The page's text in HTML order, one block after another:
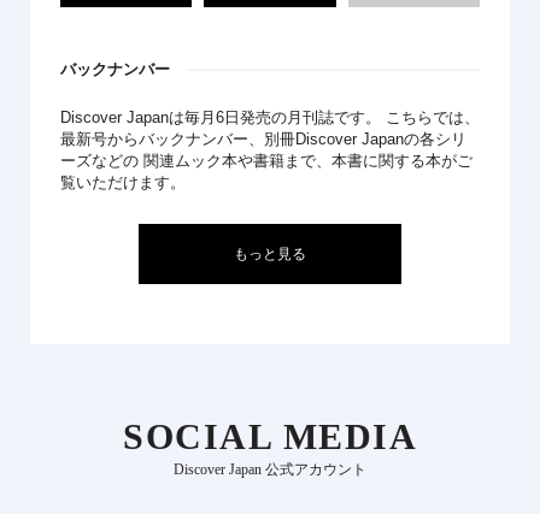
バックナンバー
Discover Japanは毎月6日発売の月刊誌です。 こちらでは、
最新号からバックナンバー、別冊Discover Japanの各シリ
ーズなどの 関連ムック本や書籍まで、本書に関する本がご
覧いただけます。
もっと見る
SOCIAL MEDIA
Discover Japan 公式アカウント